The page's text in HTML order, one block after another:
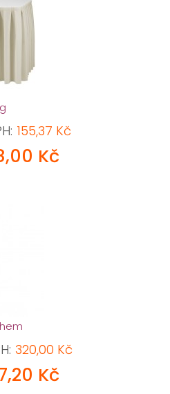
155,37 Kč
Kč
320,00 Kč
Kč